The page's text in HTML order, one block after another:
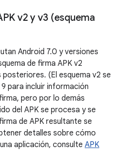
v2 y v3 (esquema
Android 7.0 y versiones
de firma APK v2
posteriores. (El esquema v2 se
para incluir información
pero por lo demás
del APK se procesa y se
de APK resultante se
detalles sobre cómo
aplicación, consulte APK